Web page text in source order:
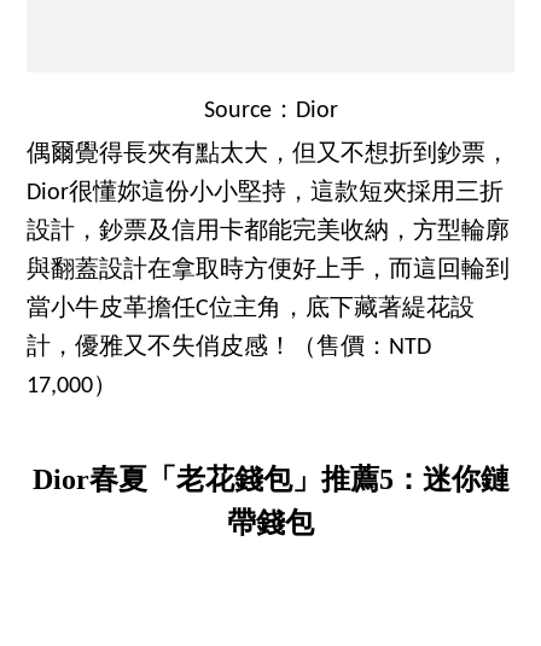
Source：Dior
偶爾覺得長夾有點太大，但又不想折到鈔票，
Dior很懂妳這份小小堅持，這款短夾採用三折
設計，鈔票及信用卡都能完美收納，方型輪廓
與翻蓋設計在拿取時方便好上手，而這回輪到
當小牛皮革擔任C位主角，底下藏著緹花設
計，優雅又不失俏皮感！（售價：NTD
17,000）
Dior春夏「老花錢包」推薦5：迷你鏈
帶錢包